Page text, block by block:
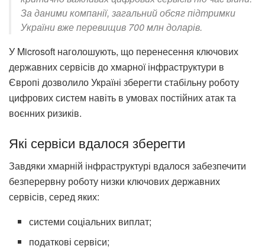
За даними компанії, загальний обсяг підтримки
України вже перевищив 700 млн доларів.
У Microsoft наголошують, що перенесення ключових
державних сервісів до хмарної інфраструктури в
Європі дозволило Україні зберегти стабільну роботу
цифрових систем навіть в умовах постійних атак та
воєнних ризиків.
Які сервіси вдалося зберегти
Завдяки хмарній інфраструктурі вдалося забезпечити
безперервну роботу низки ключових державних
сервісів, серед яких:
системи соціальних виплат;
податкові сервіси;